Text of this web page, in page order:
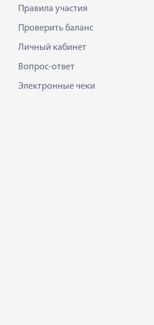
Правила участия
Проверить баланс
Личный кабинет
Вопрос-ответ
Электронные чеки